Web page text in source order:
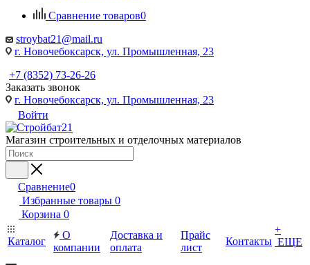
Сравнение товаров0
stroybat21@mail.ru
г. Новочебоксарск, ул. Промышленная, 23
+7 (8352) 73-26-26
Заказать звонок
г. Новочебоксарск, ул. Промышленная, 23
Войти
Магазин строительных и отделочных материалов
Сравнение0
Избранные товары 0
Корзина 0
Каталог
О
компании
Доставка и
оплата
Прайс
лист
Контакты
+
ЕЩЕ